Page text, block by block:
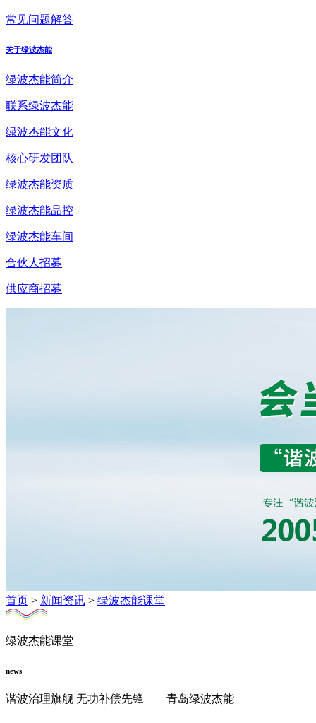
常见问题解答
关于绿波杰能
绿波杰能简介
联系绿波杰能
绿波杰能文化
核心研发团队
绿波杰能资质
绿波杰能品控
绿波杰能车间
合伙人招募
供应商招募
首页 > 新闻资讯 > 绿波杰能课堂
绿波杰能课堂
news
谐波治理旗舰 无功补偿先锋——青岛绿波杰能